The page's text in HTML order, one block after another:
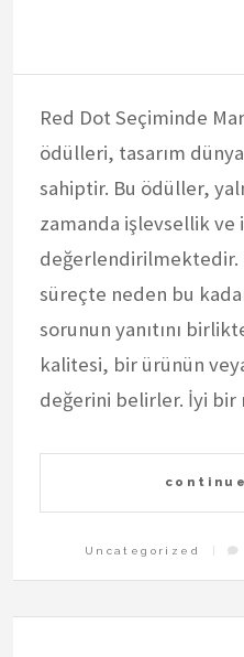
Red Dot Seçiminde
ödülleri, tasarım
sahiptir. Bu ödüller,
zamanda işlevsellik ve
değerlendirilmektedir.
süreçte neden bu
sorunun yanıtını
kalitesi, bir ürünün
değerini belirler. İyi
Uncategorized